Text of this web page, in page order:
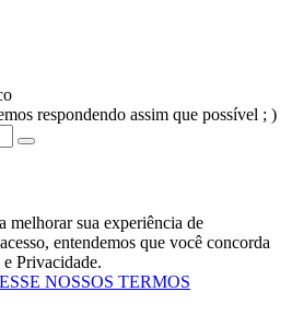
respondendo assim que possível ; )
melhorar sua experiência de
entendemos que você concorda
Privacidade.
NOSSOS TERMOS